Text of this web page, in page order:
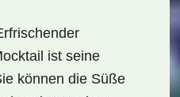
ist seine
können die Süße